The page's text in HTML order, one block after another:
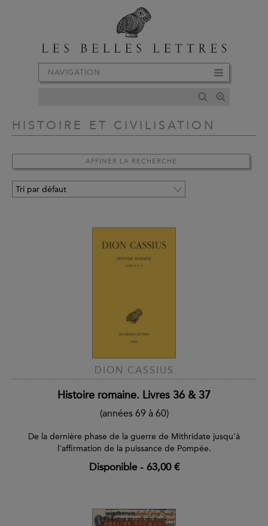
NAVIGATION
HISTOIRE ET CIVILISATION
AFFINER LA RECHERCHE
DION CASSIUS
Histoire romaine. Livres 36 & 37
(années 69 à 60)
De la dernière phase de la guerre de Mithridate jusqu'à
l'affirmation de la puissance de Pompée.
Disponible- 63,00 €